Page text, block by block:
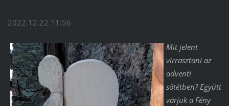
2022.12.22 11:56
Mit jelent
virrasztani az
adventi
sötétben? Együtt
várjuk a Fény